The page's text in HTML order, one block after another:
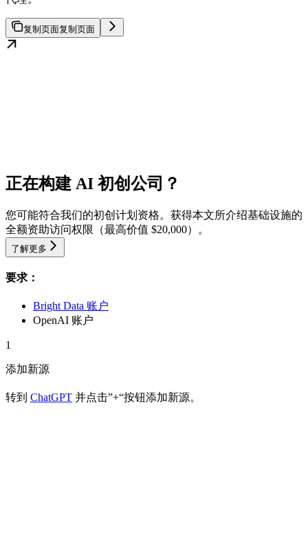
复制页面复制页面
正在构建 AI 初创公司？
您可能符合我们的初创计划资格。获得本文所介绍基础设施的
全额资助访问权限（最高价值 $20,000）。
了解更多
要求：
Bright Data 账户
OpenAI 账户
1
添加新源
转到 ChatGPT 并点击”+“按钮添加新源。